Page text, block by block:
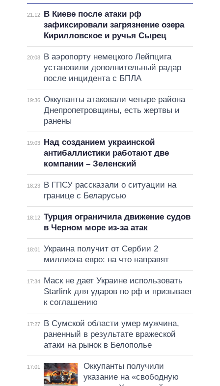
21:12
В Киеве после атаки рф
зафиксировали загрязнение озера
Кирилловское и ручья Сырец
20:08
В аэропорту немецкого Лейпцига
установили дополнительный радар
после инцидента с БПЛА
19:36 Оккупанты атаковали четыре района
Днепропетровщины, есть жертвы и
ранены
19:03
Над созданием украинской
антибаллистики работают две
компании – Зеленский
18:23
В ГПСУ рассказали о ситуации на
границе с Беларусью
18:12 Турция ограничила движение судов
в Черном море из-за атак
18:01
Украина получит от Сербии 2
миллиона евро: на что направят
17:34
Маск не дает Украине использовать
Starlink для ударов по рф и призывает
к соглашению
17:27
В Сумской области умер мужчина,
раненный в результате вражеской
атаки на рынок в Белополье
17:01
Оккупанты получили
указание на «свободную